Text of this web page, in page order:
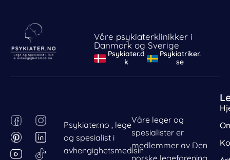
Våre psykiaterklinikker i
Danmark og Sverige
Psykiater.d
k
Psykiatriker.
se
Psykiater.no , lege
og spesialist i
avhengighetsmedisin
Våre leger og
spesialister er
medlemmer av Den
F
a
c
e
I
n
s
t
P
i
n
t
L
i
n
k
Behandle ditt samtykke
For å gi best mulig opplevelse bruker vi
informasjonskapsler for å lagre eller få tilgang til